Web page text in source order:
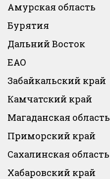
Амурская область
Бурятия
Дальний Восток
ЕАО
Забайкальский край
Камчатский край
Магаданская область
Приморский край
Сахалинская область
Хабаровский край